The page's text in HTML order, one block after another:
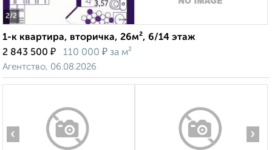
2/2
1-к квартира, вторичка, 26м², 6/14 этаж
2 843 500 ₽ 110 000 ₽ за м²
Агентство, 06.08.2026
‹ ›